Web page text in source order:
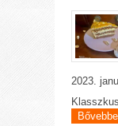
2023.